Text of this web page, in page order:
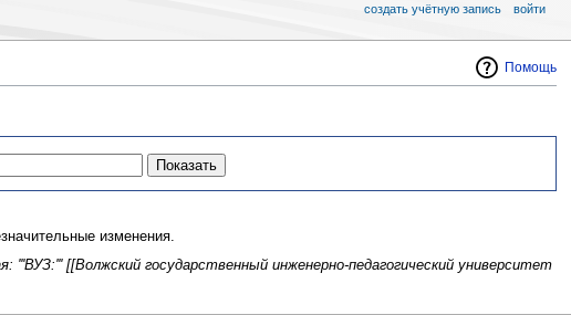
Помощь
изменения.
'''ВУЗ:''' [[Волжский государственный инженерно-педагогический университет
создать учётную запись войти